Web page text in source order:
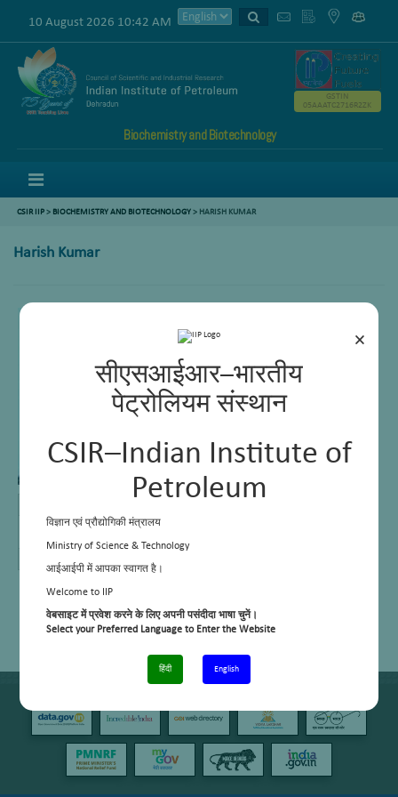
×
सीएसआईआर–भारतीय
पेट्रोलियम संस्थान
CSIR–Indian Institute of
Petroleum
विज्ञान एवं प्रौद्योगिकी मंत्रालय
Ministry of Science & Technology
आईआईपी में आपका स्वागत है।
Welcome to IIP
वेबसाइट में प्रवेश करने के लिए अपनी पसंदीदा भाषा चुनें।
Select your Preferred Language to Enter the Website
हिंदी English
10 August 2026 10:42 AM
Biochemistry and Biotechnology
GSTIN
05AAATC2716R2ZK
CSIR IIP> BIOCHEMISTRY AND BIOTECHNOLOGY> HARISH KUMAR
Harish Kumar
Telephone
01352525763